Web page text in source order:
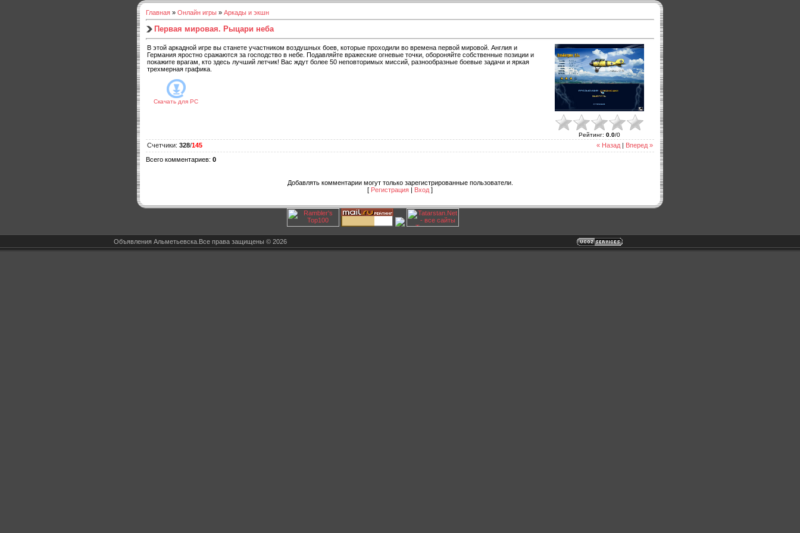
Главная » Онлайн игры » Аркады и экшн
Первая мировая. Рыцари неба
В этой аркадной игре вы станете участником воздушных боев, которые проходили во времена первой мировой. Англия и
Германия яростно сражаются за господство в небе. Подавляйте вражеские огневые точки, обороняйте собственные позиции и
покажите врагам, кто здесь лучший летчик! Вас ждут более 50 неповторимых миссий, разнообразные боевые задачи и яркая
трехмерная графика.
Скачать для PC
Рейтинг: 0.0/0
« Назад Вперед »
Счетчики: 328/145
Всего комментариев: 0
Добавлять комментарии могут только зарегистрированные пользователи.
[ Регистрация Вход ]
Объявления Альметьевска.Все права защищены © 2026